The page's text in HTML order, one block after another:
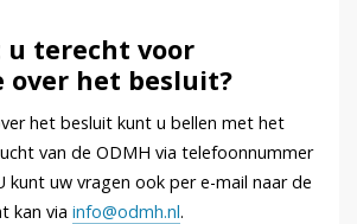
terecht voor
het besluit?
het besluit kunt u bellen met het
van de ODMH via telefoonnummer
kunt uw vragen ook per e-mail naar de
kan via info@odmh.nl.